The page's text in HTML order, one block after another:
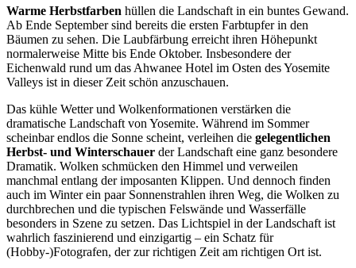
Warme Herbstfarben hüllen die Landschaft in ein buntes Gewand.
Ab Ende September sind bereits die ersten Farbtupfer in den
Bäumen zu sehen. Die Laubfärbung erreicht ihren Höhepunkt
normalerweise Mitte bis Ende Oktober. Insbesondere der
Eichenwald rund um das Ahwanee Hotel im Osten des Yosemite
Valleys ist in dieser Zeit schön anzuschauen.
Das kühle Wetter und Wolkenformationen verstärken die
dramatische Landschaft von Yosemite. Während im Sommer
scheinbar endlos die Sonne scheint, verleihen die gelegentlichen
Herbst- und Winterschauer der Landschaft eine ganz besondere
Dramatik. Wolken schmücken den Himmel und verweilen
manchmal entlang der imposanten Klippen. Und dennoch finden
auch im Winter ein paar Sonnenstrahlen ihren Weg, die Wolken zu
durchbrechen und die typischen Felswände und Wasserfälle
besonders in Szene zu setzen. Das Lichtspiel in der Landschaft ist
wahrlich faszinierend und einzigartig – ein Schatz für
(Hobby-)Fotografen, der zur richtigen Zeit am richtigen Ort ist.